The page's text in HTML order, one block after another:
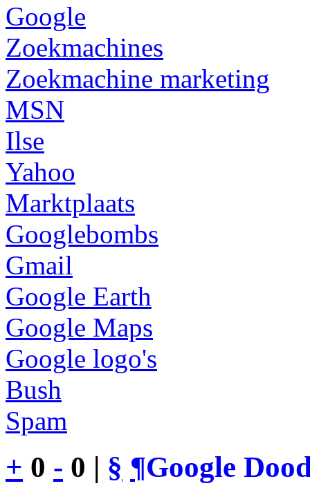
Google
Zoekmachines
Zoekmachine marketing
MSN
Ilse
Yahoo
Marktplaats
Googlebombs
Gmail
Google Earth
Google Maps
Google logo's
Bush
Spam
+ 0 - 0 | § ¶Google